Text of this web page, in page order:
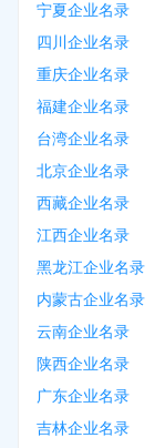
宁夏企业名录
四川企业名录
重庆企业名录
福建企业名录
台湾企业名录
北京企业名录
西藏企业名录
江西企业名录
黑龙江企业名录
内蒙古企业名录
云南企业名录
陕西企业名录
广东企业名录
吉林企业名录